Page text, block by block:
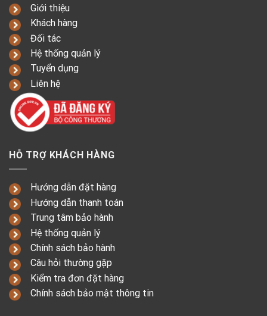
Giới thiệu
Khách hàng
Đối tác
Hệ thống quản lý
Tuyển dụng
Liên hệ
HỖ TRỢ KHÁCH HÀNG
Hướng dẫn đặt hàng
Hướng dẫn thanh toán
Trung tâm bảo hành
Hệ thống quản lý
Chính sách bảo hành
Câu hỏi thường gặp
Kiểm tra đơn đặt hàng
Chính sách bảo mật thông tin